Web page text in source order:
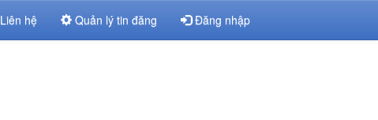
Liên hệ Quản lý tin đăng Đăng nhập